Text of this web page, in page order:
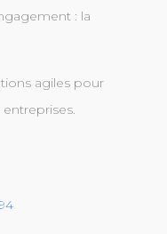
: la
agiles pour